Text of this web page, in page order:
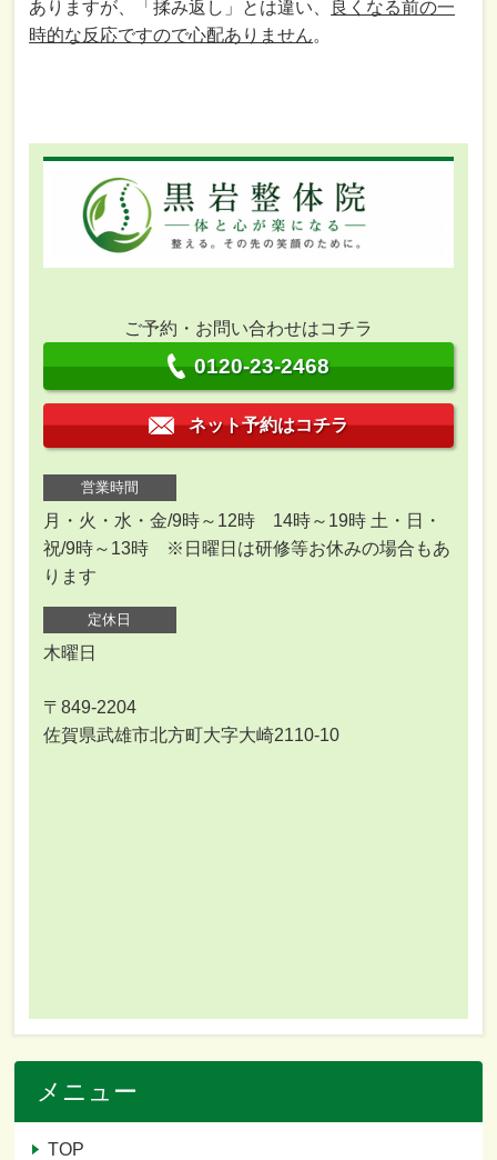
ありますが、「揉み返し」とは違い、
良くなる前の一
時的な反応ですので心配ありません。
ご予約・お問い合わせはコチラ
0120-23-2468
ネット予約はコチラ
営業時間
月・火・水・金/9時～12時 14時～19時 土・日・
祝/9時～13時 ※日曜日は研修等お休みの場合もあ
ります
定休日
木曜日
〒849-2204
佐賀県武雄市北方町大字大崎2110-10
メニュー
TOP